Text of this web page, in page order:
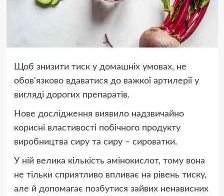
Щоб знизити тиск у домашніх умовах, не
обов'язково вдаватися до важкої артилерії у
вигляді дорогих препаратів.
Нове дослідження виявило надзвичайно
корисні властивості побічного продукту
виробництва сиру та сиру – сироватки.
У ній велика кількість амінокислот, тому вона
не тільки сприятливо впливає на рівень тиску,
але й допомагає позбутися зайвих ненависних